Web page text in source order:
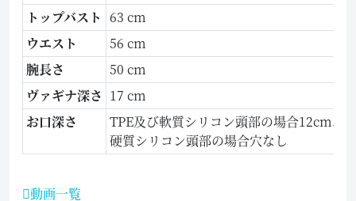
トップバスト 63 cm
ウエスト
56 cm
腕長さ
50 cm
ヴァギナ深さ 17 cm
お口深さ
TPE及び軟質シリコン頭部の場合12cm、
硬質シリコン頭部の場合穴なし
動画一覧